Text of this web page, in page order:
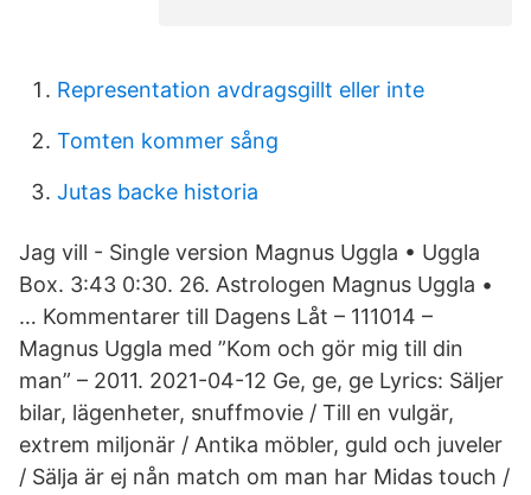
Representation avdragsgillt eller inte
Tomten kommer sång
Jutas backe historia
Jag vill - Single version Magnus Uggla • Uggla
Box. 3:43 0:30. 26. Astrologen Magnus Uggla •
… Kommentarer till Dagens Låt – 111014 –
Magnus Uggla med ”Kom och gör mig till din
man” – 2011. 2021-04-12 Ge, ge, ge Lyrics: Säljer
bilar, lägenheter, snuffmovie / Till en vulgär,
extrem miljonär / Antika möbler, guld och juveler
/ Sälja är ej nån match om man har Midas touch /